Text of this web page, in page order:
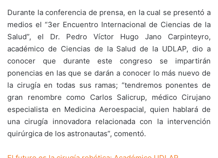
Durante la conferencia de prensa, en la cual se presentó a
medios el “3er Encuentro Internacional de Ciencias de la
Salud”, el Dr. Pedro Víctor Hugo Jano Carpinteyro,
académico de Ciencias de la Salud de la UDLAP, dio a
conocer que durante este congreso se impartirán
ponencias en las que se darán a conocer lo más nuevo de
la cirugía en todas sus ramas; “tendremos ponentes de
gran renombre como Carlos Salicrup, médico Cirujano
especialista en Medicina Aeroespacial, quien hablará de
una cirugía innovadora relacionada con la intervención
quirúrgica de los astronautas”, comentó.